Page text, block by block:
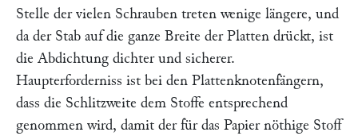
Stelle der vielen Schrauben treten wenige längere, und
da der Stab auf die ganze Breite der Platten drückt, ist
die Abdichtung dichter und sicherer.
Haupterforderniss ist bei den Plattenknotenfängern,
dass die Schlitzweite dem Stoffe entsprechend
genommen wird, damit der für das Papier nöthige Stoff